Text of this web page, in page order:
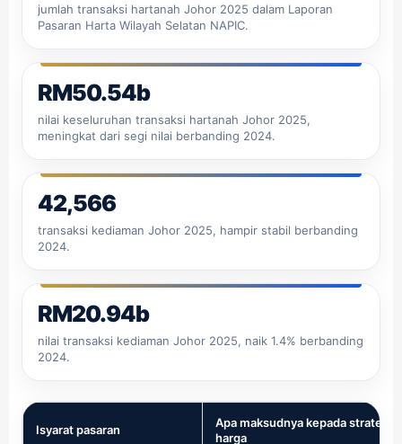
jumlah transaksi hartanah Johor 2025 dalam Laporan
Pasaran Harta Wilayah Selatan NAPIC.
RM50.54b
nilai keseluruhan transaksi hartanah Johor 2025,
meningkat dari segi nilai berbanding 2024.
42,566
transaksi kediaman Johor 2025, hampir stabil berbanding
2024.
RM20.94b
nilai transaksi kediaman Johor 2025, naik 1.4% berbanding
2024.
Isyarat pasaran
Apa maksudnya kepada strategi
harga